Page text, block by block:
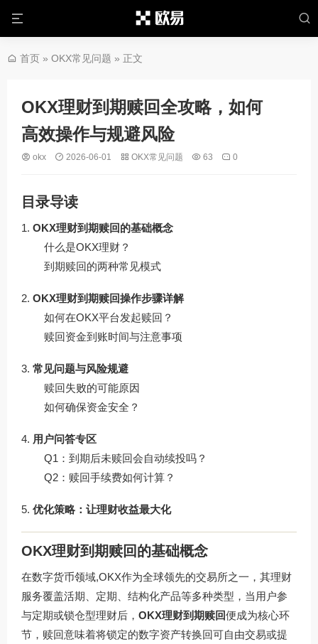
首页 » OKX常见问题 » 正文
OKX理财到期赎回全攻略，如何
高效操作与规避风险
okx 2026-06-01 OKX常见问题 63 0
目录导读
OKX理财到期赎回的基础概念
什么是OKX理财？
到期赎回的两种常见模式
OKX理财到期赎回操作步骤详解
如何在OKX平台发起赎回？
赎回资金到账时间与注意事项
常见问题与风险规避
赎回失败的可能原因
如何确保资金安全？
用户问答专区
Q1：到期后未赎回会自动续投吗？
Q2：赎回手续费如何计算？
优化策略：让理财收益最大化
OKX理财到期赎回的基础概念
在数字货币领域,OKX作为全球领先的交易所之一，其理财
服务覆盖活期、定期、结构化产品等多种类型，当用户参
与定期或锁仓型理财后， OKX理财到期赎回便成为核心环
节，赎回意味着将锁定的数字资产转换回可自由交易或提